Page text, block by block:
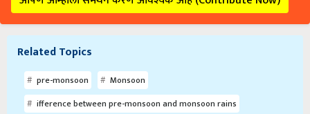
Related Topics
pre-monsoon
Monsoon
ifference between pre-monsoon and monsoon rains